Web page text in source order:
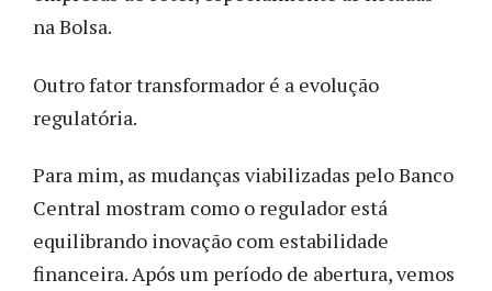
na Bolsa.
Outro fator transformador é a evolução
regulatória.
Para mim, as mudanças viabilizadas pelo Banco
Central mostram como o regulador está
equilibrando inovação com estabilidade
financeira. Após um período de abertura, vemos